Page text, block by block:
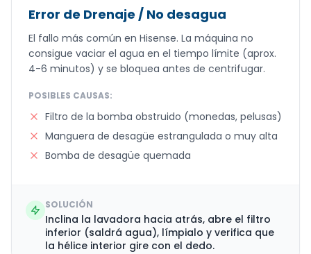
Error de Drenaje / No desagua
El fallo más común en Hisense. La máquina no
consigue vaciar el agua en el tiempo límite (aprox.
4-6 minutos) y se bloquea antes de centrifugar.
POSIBLES CAUSAS:
Filtro de la bomba obstruido (monedas, pelusas)
Manguera de desagüe estrangulada o muy alta
Bomba de desagüe quemada
SOLUCIÓN
Inclina la lavadora hacia atrás, abre el filtro
inferior (saldrá agua), límpialo y verifica que
la hélice interior gire con el dedo.